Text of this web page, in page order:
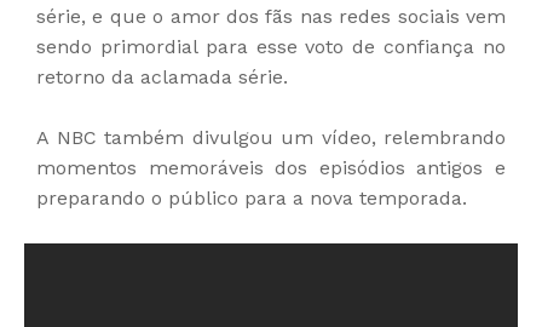
série, e que o amor dos fãs nas redes sociais vem
sendo primordial para esse voto de confiança no
retorno da aclamada série.
A NBC também divulgou um vídeo, relembrando
momentos memoráveis dos episódios antigos e
preparando o público para a nova temporada.